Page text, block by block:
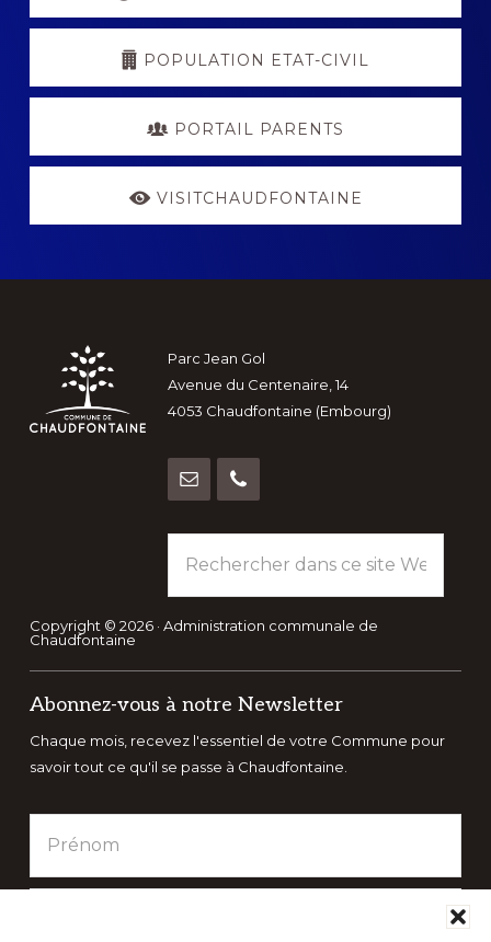
POPULATION ETAT-CIVIL
PORTAIL PARENTS
VISITCHAUDFONTAINE
Footer
Parc Jean Gol
Avenue du Centenaire, 14
4053 Chaudfontaine (Embourg)
dans
ce
site
Copyright © 2026 · Administration communale de
Chaudfontaine
Abonnez-vous à notre Newsletter
Chaque mois, recevez l'essentiel de votre Commune pour
savoir tout ce qu'il se passe à Chaudfontaine.